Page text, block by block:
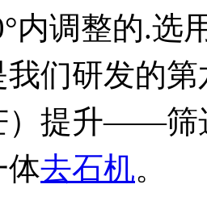
内调整的.选
我们研发的
）提升——
去石机。